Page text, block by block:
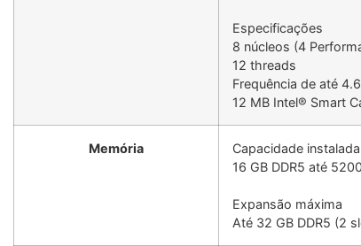
Especificações
8 núcleos (4
12 threads
Frequência de até
12 MB Intel® Smart
Memória
Capacidade instalada
16 GB DDR5 até
Expansão máxima
Até 32 GB DDR5 (2